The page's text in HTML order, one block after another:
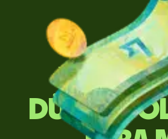
Yurt
düzenli